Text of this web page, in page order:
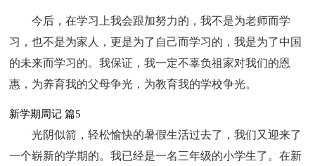
今后，在学习上我会跟加努力的，我不是为老师而学
习，也不是为家人，更是为了自己而学习的，我是为了中国
的未来而学习的。我保证，我一定不辜负祖家对我们的恩
惠，为养育我的父母争光，为教育我的学校争光。
新学期周记 篇5
光阴似箭，轻松愉快的暑假生活过去了，我们又迎来了
一个崭新的学期的。我已经是一名三年级的小学生了。在新